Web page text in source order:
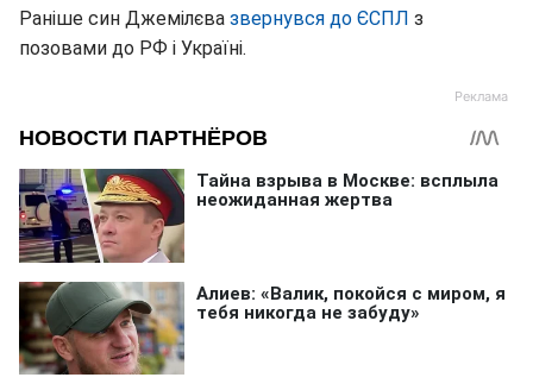
Раніше син Джемілєва звернувся до ЄСПЛ з
позовами до РФ і Україні.